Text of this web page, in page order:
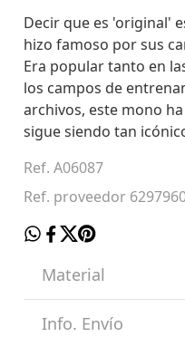
Decir que es 'original'
hizo famoso por sus
Era popular tanto en
los campos de
archivos, este mono
sigue siendo tan
Ref. A06087
Ref. proveedor
Material
Info. Envío